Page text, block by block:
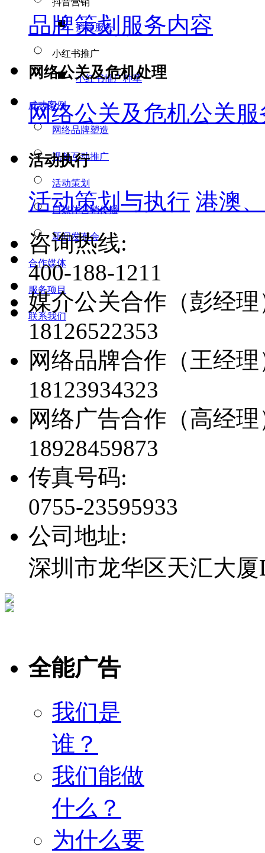
抖音营销
抖音服务
小红书推广
小红书推广种草
成功案例
网络品牌塑造
视频互动推广
活动策划
自媒体营销传播
新闻发布会
合作媒体
服务项目
联系我们
品牌策划服务内容
网络公关及危机处理
网络公关及危机公关
活动执行
活动策划与执行 港澳
咨询热线:
400-188-1211
媒介公关合作（彭经理
18126522353
网络品牌合作（王经理
18123934323
网络广告合作（高经理
18928459873
传真号码:
0755-23595933
公司地址:
深圳市龙华区天汇大厦
全能广告
我们是
谁？
我们能做
什么？
为什么要